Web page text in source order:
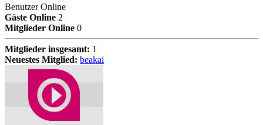
Benutzer Online
Gäste Online 2
Mitglieder Online 0
Mitglieder insgesamt: 1
Neuestes Mitglied: beakai